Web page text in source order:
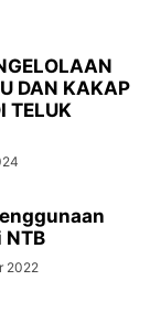
DAN KAKAP
TELUK
NTB
2022